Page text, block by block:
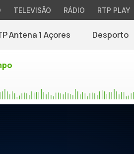
TELEVISÃO RÁDIO RTP PLAY
Antena 1 Açores Desporto